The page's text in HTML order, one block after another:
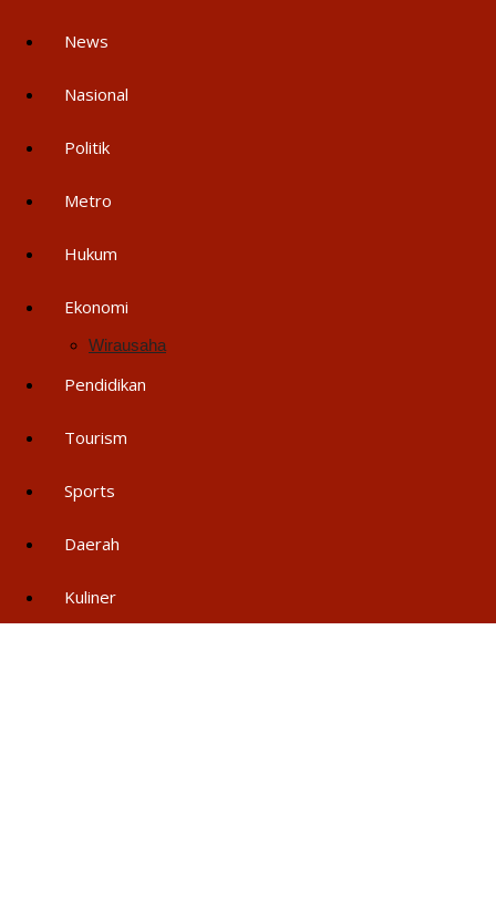
News
Nasional
Politik
Metro
Hukum
Ekonomi
Wirausaha
Pendidikan
Tourism
Sports
Daerah
Kuliner